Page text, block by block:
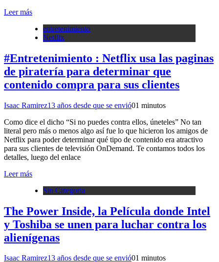
Leer más
entretenimiento
Netflix
#Entretenimiento : Netflix usa las paginas
de piratería para determinar que
contenido compra para sus clientes
Isaac Ramirez13 años desde que se envió01 minutos
Como dice el dicho “Si no puedes contra ellos, úneteles” No tan
literal pero más o menos algo así fue lo que hicieron los amigos de
Netflix para poder determinar qué tipo de contenido era atractivo
para sus clientes de televisión OnDemand. Te contamos todos los
detalles, luego del enlace
Leer más
Sin Categoria
The Power Inside, la Película donde Intel
y Toshiba se unen para luchar contra los
alienígenas
Isaac Ramirez13 años desde que se envió01 minutos